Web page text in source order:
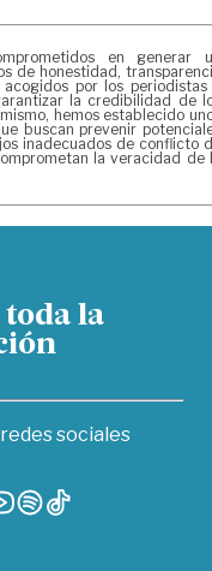
en generar
de honestidad,
por los periodistas
la credibilidad de
hemos establecido
buscan prevenir
inadecuados de conflicto
la veracidad de
la
sociales